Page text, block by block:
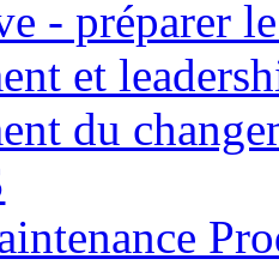
- préparer
et
du